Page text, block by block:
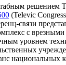
решением
(Televic
связи
с
уровнем
национальных